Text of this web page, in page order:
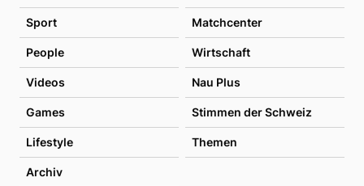
Sport Matchcenter
People Wirtschaft
Videos Nau Plus
Games Stimmen der Schweiz
Lifestyle Themen
Archiv